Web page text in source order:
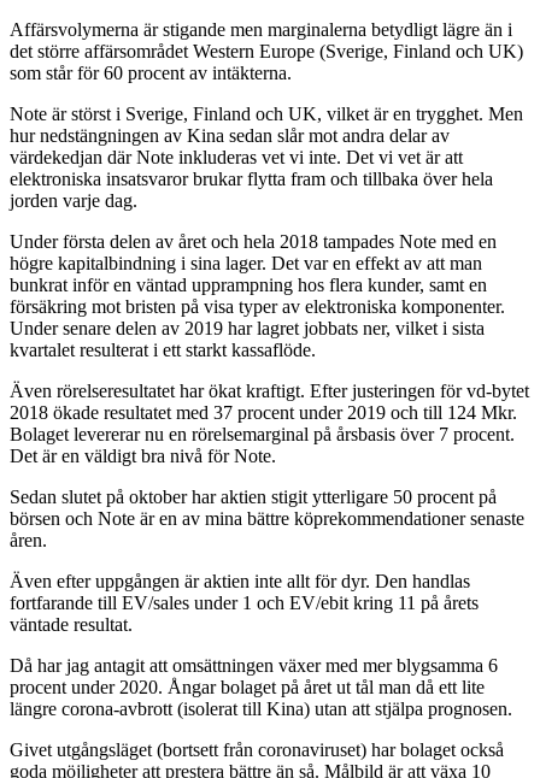
Affärsvolymerna är stigande men marginalerna betydligt lägre än i
det större affärsområdet Western Europe (Sverige, Finland och UK)
som står för 60 procent av intäkterna.
Note är störst i Sverige, Finland och UK, vilket är en trygghet. Men
hur nedstängningen av Kina sedan slår mot andra delar av
värdekedjan där Note inkluderas vet vi inte. Det vi vet är att
elektroniska insatsvaror brukar flytta fram och tillbaka över hela
jorden varje dag.
Under första delen av året och hela 2018 tampades Note med en
högre kapitalbindning i sina lager. Det var en effekt av att man
bunkrat inför en väntad upprampning hos flera kunder, samt en
försäkring mot bristen på visa typer av elektroniska komponenter.
Under senare delen av 2019 har lagret jobbats ner, vilket i sista
kvartalet resulterat i ett starkt kassaflöde.
Även rörelseresultatet har ökat kraftigt. Efter justeringen för vd-bytet
2018 ökade resultatet med 37 procent under 2019 och till 124 Mkr.
Bolaget levererar nu en rörelsemarginal på årsbasis över 7 procent.
Det är en väldigt bra nivå för Note.
Sedan slutet på oktober har aktien stigit ytterligare 50 procent på
börsen och Note är en av mina bättre köprekommendationer senaste
åren.
Även efter uppgången är aktien inte allt för dyr. Den handlas
fortfarande till EV/sales under 1 och EV/ebit kring 11 på årets
väntade resultat.
Då har jag antagit att omsättningen växer med mer blygsamma 6
procent under 2020. Ångar bolaget på året ut tål man då ett lite
längre corona-avbrott (isolerat till Kina) utan att stjälpa prognosen.
Givet utgångsläget (bortsett från coronaviruset) har bolaget också
goda möjligheter att prestera bättre än så. Målbild är att växa 10